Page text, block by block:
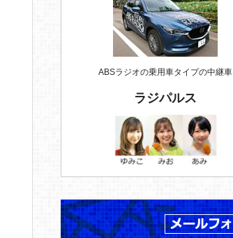
ABSラジオの乗用車タイプの中継車
ラジパルス